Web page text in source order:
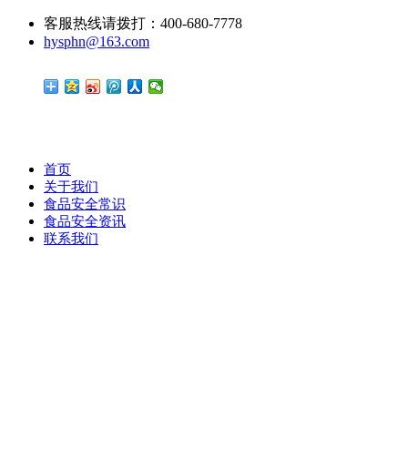
客服热线请拨打：400-680-7778
hysphn@163.com
首页
关于我们
食品安全常识
食品安全资讯
联系我们